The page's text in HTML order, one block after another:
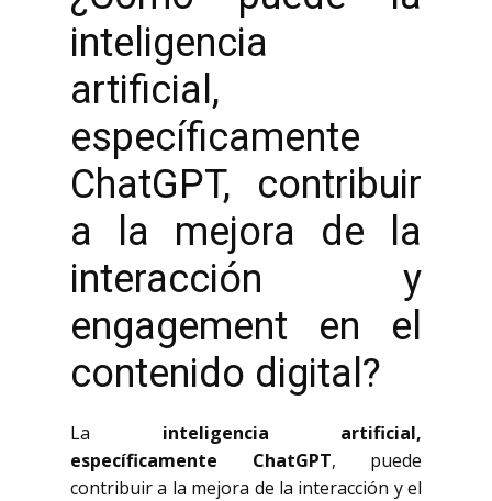
inteligencia
artificial,
específicamente
ChatGPT, contribuir
a la mejora de la
interacción y
engagement en el
contenido digital?
La inteligencia artificial,
específicamente ChatGPT, puede
contribuir a la mejora de la interacción y el